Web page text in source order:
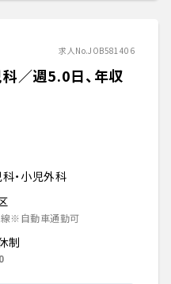
求人No.JOB581406
科／週5.0日、年収
・小児外科
※自動車通勤可
制